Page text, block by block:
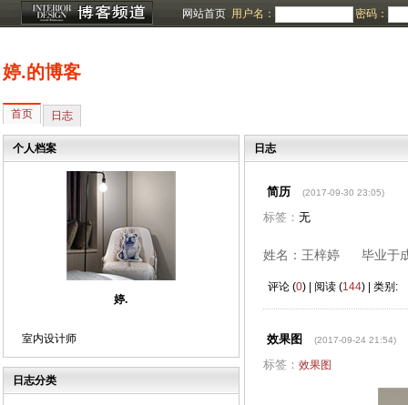
网站首页 用户名： 密码：
婷.的博客
首页 日志
个人档案
婷.
室内设计师
日志分类
日志
简历 (2017-09-30 23:05)
标签： 无
姓名：王梓婷 毕业于
评论 (0) | 阅读 (144) | 类别:
效果图 (2017-09-24 21:54)
标签： 效果图